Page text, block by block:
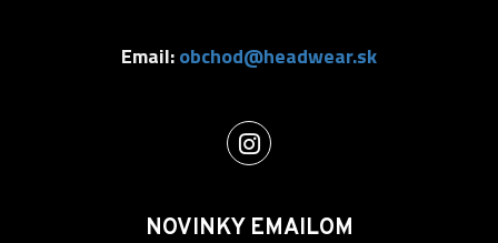
Email:obchod@headwear.sk
NOVINKY EMAILOM